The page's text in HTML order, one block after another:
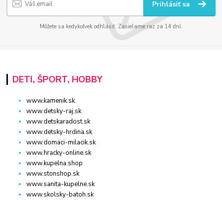
Prihlásiť sa
Môžete sa kedykoľvek odhlásiť. Zasielame raz za 14 dní.
DETI, ŠPORT, HOBBY
www.kamenik.sk
www.detsky-raj.sk
www.detskaradost.sk
www.detsky-hrdina.sk
www.domaci-milacik.sk
www.hracky-online.sk
www.kupelna.shop
www.stonshop.sk
www.sanita-kupelne.sk
www.skolsky-batoh.sk